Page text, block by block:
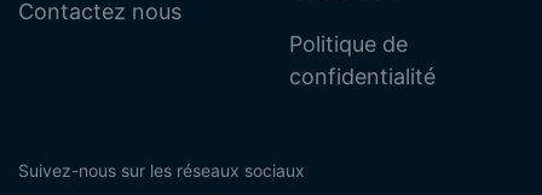
Contactez nous
Politique de
confidentialité
Suivez-nous sur les réseaux sociaux